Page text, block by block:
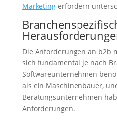
Marketingerfordern
Die Anforderungen an b2b
sich fundamental je nach
Softwareunternehmen
als ein Maschinenbauer,
Beratungsunternehmen
Anforderungen.